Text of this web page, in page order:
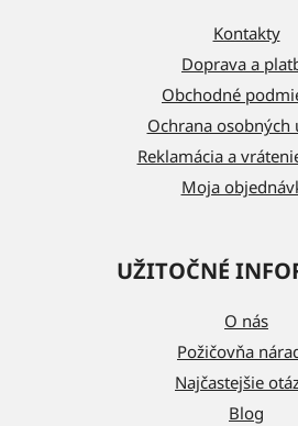
Kontakty
Doprava a
Obchodné
Ochrana osobných
Reklamácia a
Moja
UŽITOČNÉ
O nás
Požičovňa
Najčastejšie
Blog